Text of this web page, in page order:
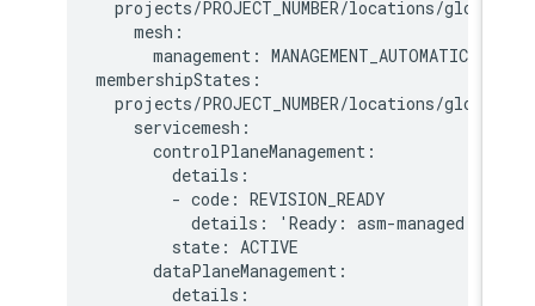
projects/PROJECT_NUMBER/locations/
    mesh:
      management: MANAGEMENT_AUTOMATIC
membershipStates:
projects/PROJECT_NUMBER/locations/
    servicemesh:
      controlPlaneManagement:
        details:
        - code: REVISION_READY
          details: 'Ready: asm-managed'
        state: ACTIVE
      dataPlaneManagement:
        details: